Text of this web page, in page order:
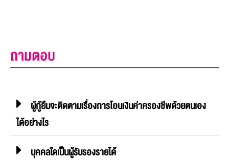
ถามตอบ
ผู้กู้ยืมจะติดตามเรื่องการโอนเงินค่าครองชีพด้วยตนเอง
ได้อย่างไร
บุคคลใดเป็นผู้รับรองรายได้